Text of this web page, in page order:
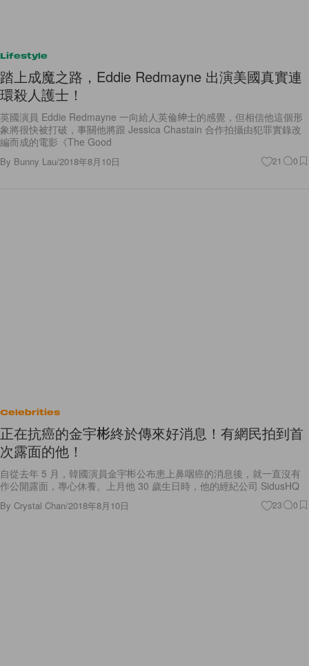
Lifestyle
踏上成魔之路，Eddie Redmayne 出演美國真實連
環殺人護士！
英國演員 Eddie Redmayne 一向給人英倫紳士的感覺，但相信他這個形
象將很快被打破，事關他將跟 Jessica Chastain 合作拍攝由犯罪實錄改
編而成的電影《The Good
By Bunny Lau/2018年8月10日 21 0
Celebrities
正在抗癌的金宇彬終於傳來好消息！有網民拍到首
次露面的他！
自從去年 5 月，韓國演員金宇彬公布患上鼻咽癌的消息後，就一直沒有
作公開露面，專心休養。上月他 30 歲生日時，他的經紀公司 SidusHQ
By Crystal Chan/2018年8月10日 23 0